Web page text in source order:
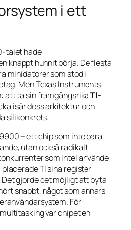
i ett
talet hade
knappt hunnit börja. De flesta
minidatorer som stod i
Men Texas Instruments
att ta sin framgångsrikaTI-
isär dess arkitektur och
silikonkrets.
– ett chip som inte bara
utan också radikalt
som Intel använde
TI sina register
gjorde det möjligt att byta
snabbt, något som annars
För
var chipet en